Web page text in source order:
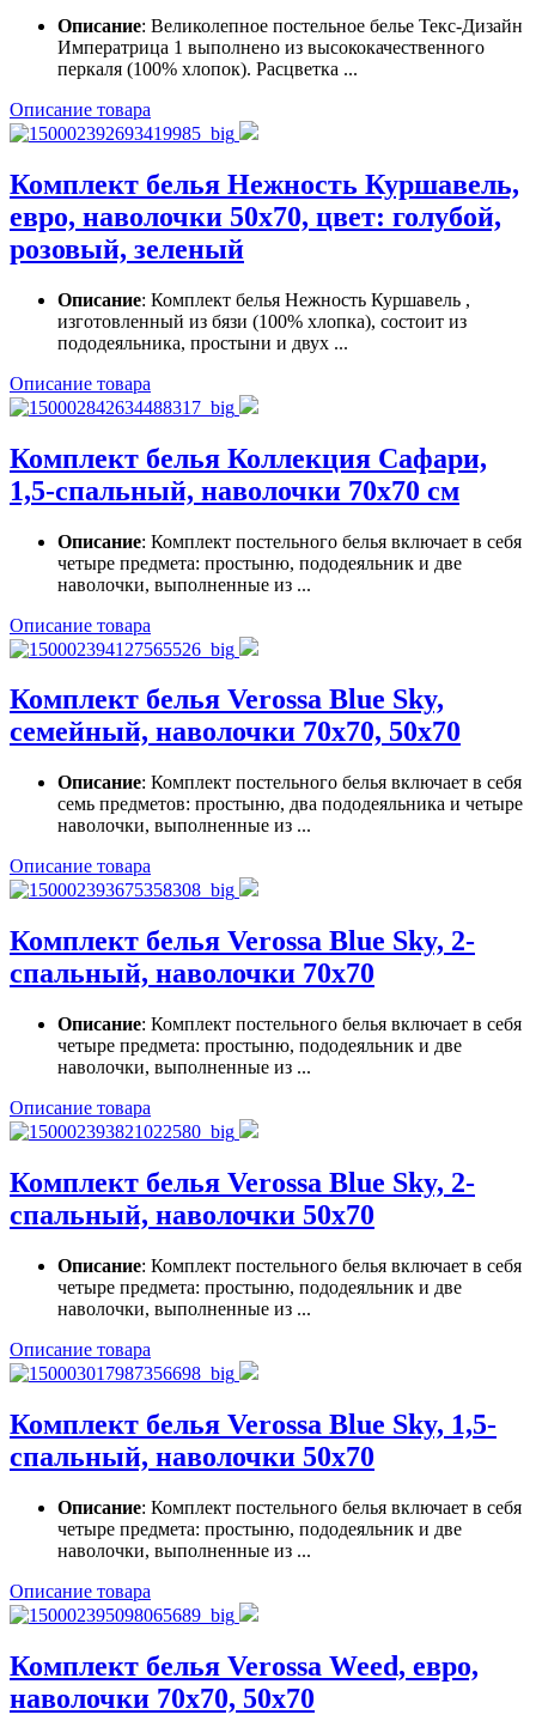
Описание: Великолепное постельное белье Текс-Дизайн
Императрица 1 выполнено из высококачественного
перкаля (100% хлопок). Расцветка ...
Описание товара
Комплект белья Нежность Куршавель,
евро, наволочки 50х70, цвет: голубой,
розовый, зеленый
Описание: Комплект белья Нежность Куршавель ,
изготовленный из бязи (100% хлопка), состоит из
пододеяльника, простыни и двух ...
Описание товара
Комплект белья Коллекция Сафари,
1,5-спальный, наволочки 70x70 см
Описание: Комплект постельного белья включает в себя
четыре предмета: простыню, пододеяльник и две
наволочки, выполненные из ...
Описание товара
Комплект белья Verossa Вlue Sky,
семейный, наволочки 70х70, 50х70
Описание: Комплект постельного белья включает в себя
семь предметов: простыню, два пододеяльника и четыре
наволочки, выполненные из ...
Описание товара
Комплект белья Verossa Вlue Sky, 2-
спальный, наволочки 70х70
Описание: Комплект постельного белья включает в себя
четыре предмета: простыню, пододеяльник и две
наволочки, выполненные из ...
Описание товара
Комплект белья Verossa Вlue Sky, 2-
спальный, наволочки 50х70
Описание: Комплект постельного белья включает в себя
четыре предмета: простыню, пододеяльник и две
наволочки, выполненные из ...
Описание товара
Комплект белья Verossa Вlue Sky, 1,5-
спальный, наволочки 50х70
Описание: Комплект постельного белья включает в себя
четыре предмета: простыню, пододеяльник и две
наволочки, выполненные из ...
Описание товара
Комплект белья Verossa Weed, евро,
наволочки 70х70, 50х70